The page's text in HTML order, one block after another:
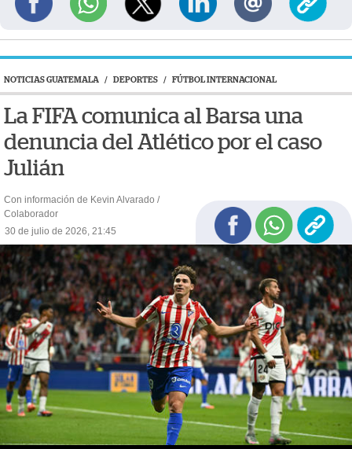
NOTICIAS GUATEMALA / DEPORTES / FÚTBOL INTERNACIONAL
La FIFA comunica al Barsa una
denuncia del Atlético por el caso
Julián
Con información de Kevin Alvarado /
Colaborador
30 de julio de 2026, 21:45